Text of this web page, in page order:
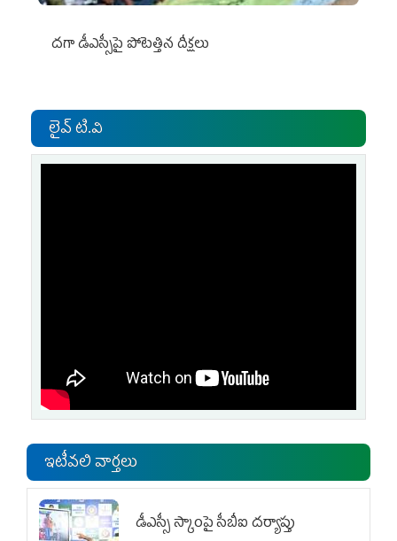
దగా డీఎస్సీపై పోటెత్తిన దీక్షలు
లైవ్ టి.వి
ఇటీవలి వార్తలు
డీఎస్సీ స్కాంపై సీబీఐ దర్యాప్తు